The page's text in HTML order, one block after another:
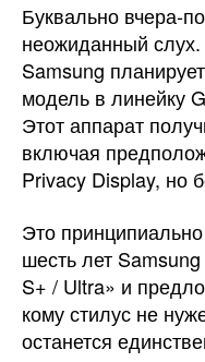
Буквально вчера-
неожиданный
Samsung
модель в линейку
Этот аппарат
включая
Privacy Display, но
Это
шесть лет
S+ / Ultra» и
кому стилус не
останется